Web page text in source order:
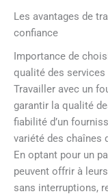
Les avantages de
confiance
Importance de
qualité des services
Travailler avec un
garantir la qualité
fiabilité d’un
variété des chaînes
En optant pour un
peuvent offrir à
sans interruptions,